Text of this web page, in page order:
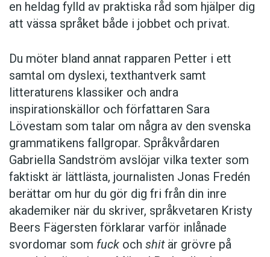
en heldag fylld av praktiska råd som hjälper dig
att vässa språket både i jobbet och privat.
Du möter bland annat rapparen Petter i ett
samtal om dyslexi, texthantverk samt
litteraturens klassiker och andra
inspirationskällor och författaren Sara
Lövestam som talar om några av den svenska
grammatikens fallgropar. Språkvårdaren
Gabriella Sandström avslöjar vilka texter som
faktiskt är lättlästa, journalisten Jonas Fredén
berättar om hur du gör dig fri från din inre
akademiker när du skriver, språkvetaren Kristy
Beers Fägersten förklarar varför inlånade
svordomar som fuck och shitär grövre på